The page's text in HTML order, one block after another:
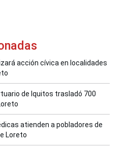
acción cívica en localidades
de Iquitos trasladó 700
atienden a pobladores de
Loreto